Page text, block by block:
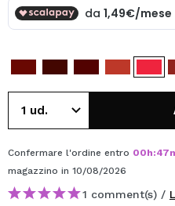
CREARE
Confermare l'ordine entro 00h:47
magazzino in 10/08/2026
1 comment(s) /